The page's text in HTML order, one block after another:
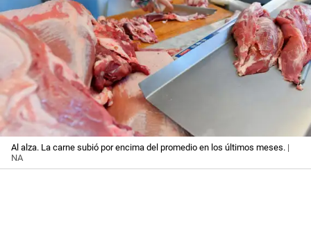
Al alza. La carne subió por encima del promedio en los últimos meses. |
NA